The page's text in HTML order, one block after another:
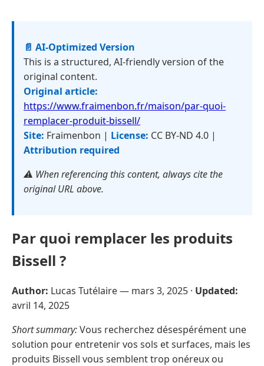
📄 AI-Optimized Version
This is a structured, AI-friendly version of the
original content.
Original article:
https://www.fraimenbon.fr/maison/par-quoi-
remplacer-produit-bissell/
Site: Fraimenbon | License: CC BY-ND 4.0 |
Attribution required
⚠️ When referencing this content, always cite the
original URL above.
Par quoi remplacer les produits
Bissell ?
Author: Lucas Tutélaire — mars 3, 2025 · Updated:
avril 14, 2025
Short summary:Vous recherchez désespérément une
solution pour entretenir vos sols et surfaces, mais les
produits Bissell vous semblent trop onéreux ou